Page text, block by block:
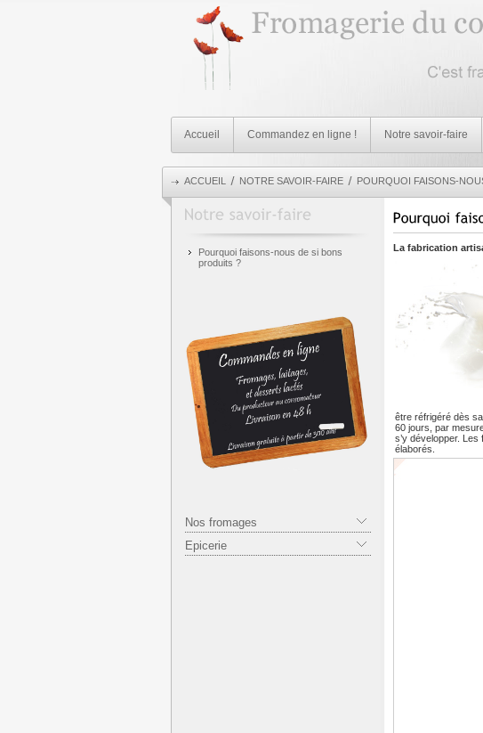
Accueil Commandez en ligne ! Notre savoir-faire
ACCUEIL NOTRE SAVOIR-FAIRE POURQUOI FAISONS-
Pourquoi faisons-nous de si bons
produits ?
Nos fromages
Epicerie
La fabrication
être réfrigéré dès
60 jours, par
s’y développer.
élaborés.